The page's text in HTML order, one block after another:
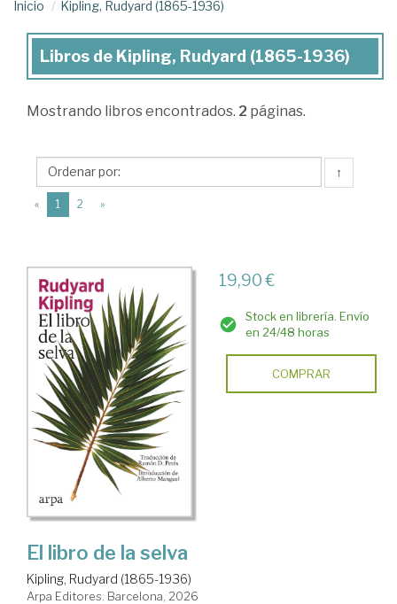
Inicio Kipling, Rudyard (1865-1936)
Libros
Kipling,
(1865-
1936)
Libros de Kipling, Rudyard (1865-1936)
Mostrando libros encontrados. 2 páginas.
↑
« 1 (current)
2 »
19,90 €
Stock en librería. Envío
en 24/48 horas
COMPRAR
El libro de la selva
Kipling, Rudyard (1865-1936)
Arpa Editores. Barcelona, 2026